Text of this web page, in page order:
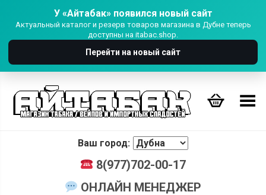
У «Айтабак» появился новый сайт
Актуальный каталог и резерв товаров магазина в Дубне теперь
доступны на itabac.shop.
Перейти на новый сайт
Переключить Меню
Ваш город:
8(977)702-00-17
ОНЛАЙН МЕНЕДЖЕР